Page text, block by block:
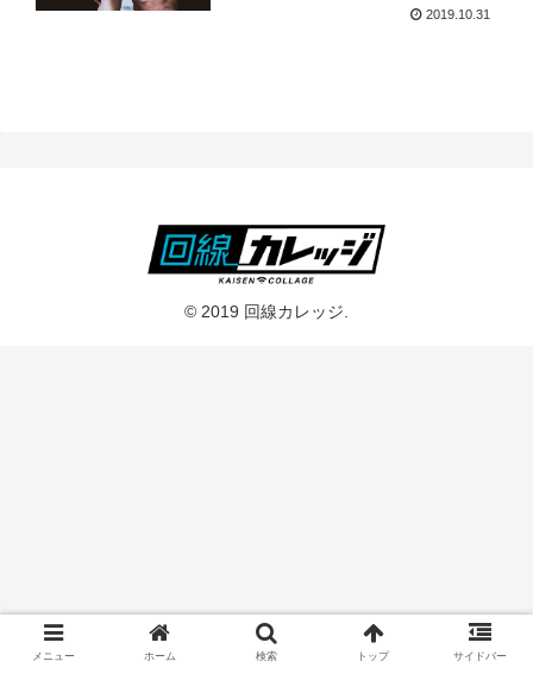
2019.10.31
© 2019 回線カレッジ.
メニュー ホーム 検索 トップ サイドバー